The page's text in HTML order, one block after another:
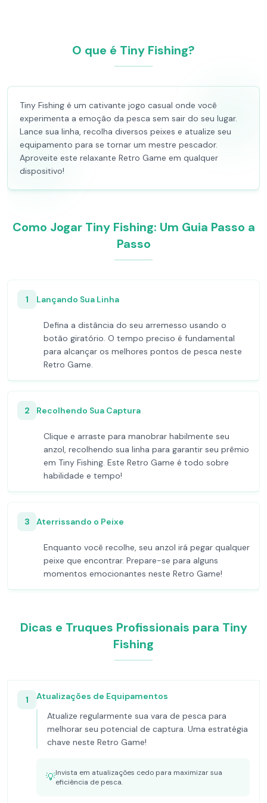
O que é Tiny Fishing?
Tiny Fishing é um cativante jogo casual onde você
experimenta a emoção da pesca sem sair do seu lugar.
Lance sua linha, recolha diversos peixes e atualize seu
equipamento para se tornar um mestre pescador.
Aproveite este relaxante Retro Game em qualquer
dispositivo!
Como Jogar Tiny Fishing: Um Guia Passo a
Passo
1 Lançando Sua Linha
Defina a distância do seu arremesso usando o
botão giratório. O tempo preciso é fundamental
para alcançar os melhores pontos de pesca neste
Retro Game.
2 Recolhendo Sua Captura
Clique e arraste para manobrar habilmente seu
anzol, recolhendo sua linha para garantir seu prêmio
em Tiny Fishing. Este Retro Game é todo sobre
habilidade e tempo!
3 Aterrissando o Peixe
Enquanto você recolhe, seu anzol irá pegar qualquer
peixe que encontrar. Prepare-se para alguns
momentos emocionantes neste Retro Game!
Dicas e Truques Profissionais para Tiny
Fishing
1
Atualizações de Equipamentos
Atualize regularmente sua vara de pesca para
melhorar seu potencial de captura. Uma estratégia
chave neste Retro Game!
💡Invista em atualizações cedo para maximizar sua
eficiência de pesca.